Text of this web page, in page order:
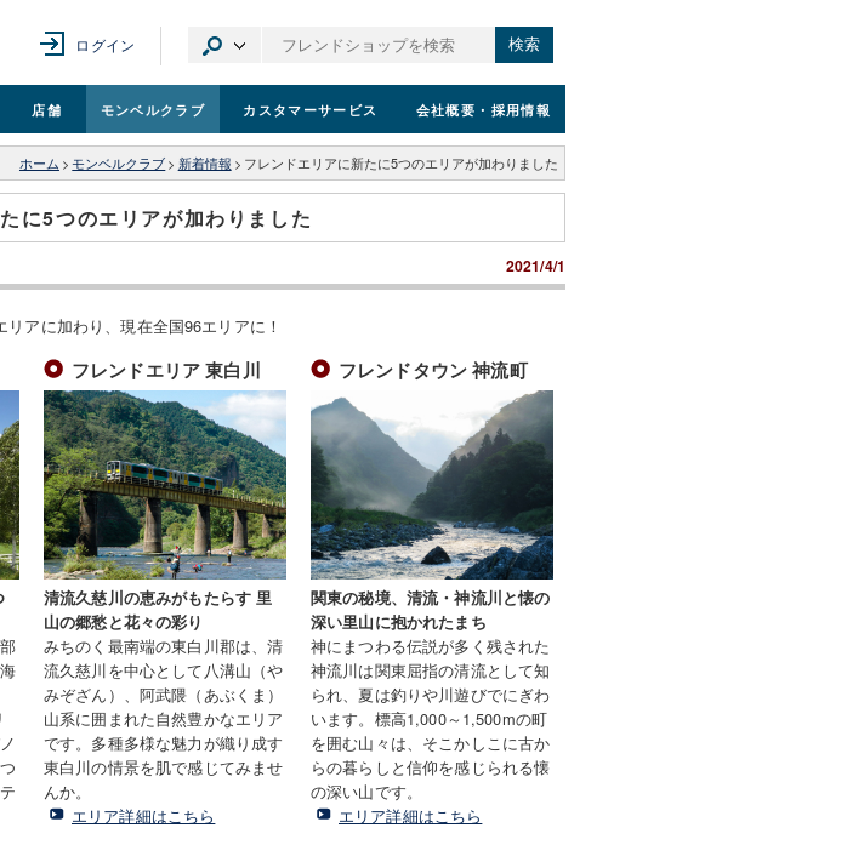
ログイン 検索
店舗 モンベルクラブ カスタマーサービス 会社概要 ・採用情報
ホーム > モンベルクラブ > 新着情報 > フレンドエリアに新たに5つのエリアが加わりました
に5つのエリアが加わりました
2021/4/1
アに加わり、現在全国96エリアに！
フレンドエリア 東白川
清流久慈川の恵みがもたらす 里
山の郷愁と花々の彩り
みちのく最南端の東白川郡は、清
流久慈川を中心として八溝山（や
みぞざん）、阿武隈（あぶくま）
山系に囲まれた自然豊かなエリア
です。多種多様な魅力が織り成す
東白川の情景を肌で感じてみませ
んか。
エリア詳細はこちら
フレンドタウン 神流町
関東の秘境、清流・神流川と懐の
深い里山に抱かれたまち
神にまつわる伝説が多く残された
神流川は関東屈指の清流として知
られ、夏は釣りや川遊びでにぎわ
います。標高1,000～1,500mの町
を囲む山々は、そこかしこに古か
らの暮らしと信仰を感じられる懐
の深い山です。
エリア詳細はこちら